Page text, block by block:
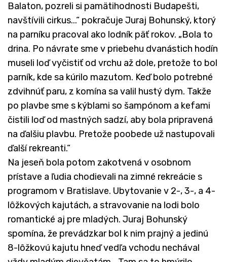
Balaton, pozreli si pamätihodnosti Budapešti,
navštívili cirkus...“ pokračuje Juraj Bohunský, ktorý
na parníku pracoval ako lodník päť rokov. „Bola to
drina. Po návrate sme v priebehu dvanástich hodín
museli loď vyčistiť od vrchu až dole, pretože to bol
parník, kde sa kúrilo mazutom. Keď bolo potrebné
zdvihnúť paru, z komína sa valil hustý dym. Takže
po plavbe sme s kýblami so šampónom a kefami
čistili loď od mastných sadzí, aby bola pripravená
na ďalšiu plavbu. Pretože poobede už nastupovali
ďalší rekreanti.“
Na jeseň bola potom zakotvená v osobnom
prístave a ľudia chodievali na zimné rekreácie s
programom v Bratislave. Ubytovanie v 2-, 3-, a 4-
lôžkových kajutách, a stravovanie na lodi bolo
romantické aj pre mladých. Juraj Bohunský
spomína, že prevádzkar bol k nim prajný a jedinú
8-lôžkovú kajutu hneď vedľa vchodu nechával